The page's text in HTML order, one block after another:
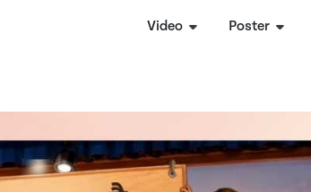
Video Poster